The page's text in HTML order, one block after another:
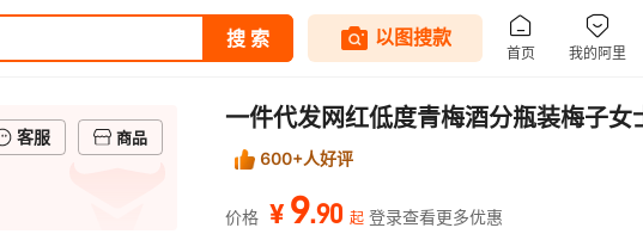
客服 商品
一件代发网红低度青梅酒分瓶装梅子
600+人好评
价格 ¥ 9.90 起 登录查看更多优惠